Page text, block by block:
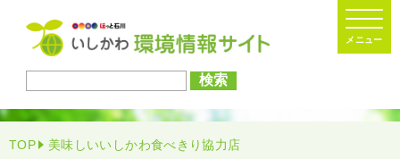
検索
TOP 美味しいいしかわ食べきり協力店